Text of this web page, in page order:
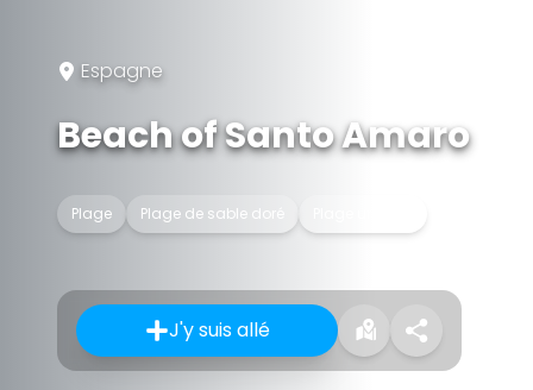
Espagne
Beach of Santo Amaro
Plage Plage de sable doré
J'y suis allé